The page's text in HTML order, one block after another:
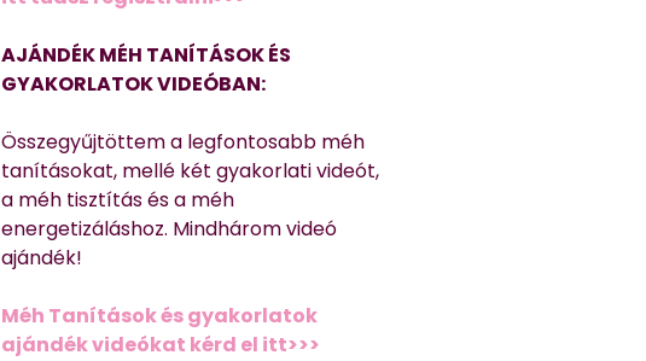
AJÁNDÉK MÉH TANÍTÁSOK ÉS
GYAKORLATOK VIDEÓBAN:
Összegyűjtöttem a legfontosabb méh
tanításokat, mellé két gyakorlati videót,
a méh tisztítás és a méh
energetizáláshoz. Mindhárom videó
ajándék!
Méh Tanítások és gyakorlatok
ajándék videókat kérd el itt>>>